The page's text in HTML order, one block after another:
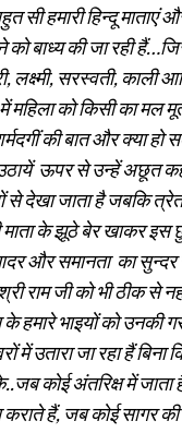
सी हमारी हिन्दू माताएं
बाध्य की जा रही
लक्ष्मी, सरस्वती, काली
को किसी का मल
की बात और क्या हो
ऊपर से उन्हें अछूत
से देखा जाता है जबकि
माता के झूठे बेर खाकर
और समानता का सुन्दर
राम जी को भी ठीक से
के हमारे भाइयों को उनकी
में उतारा जा रहा हैं बिना
कोई अंतरिक्ष में
हैं, जब कोई सागर की